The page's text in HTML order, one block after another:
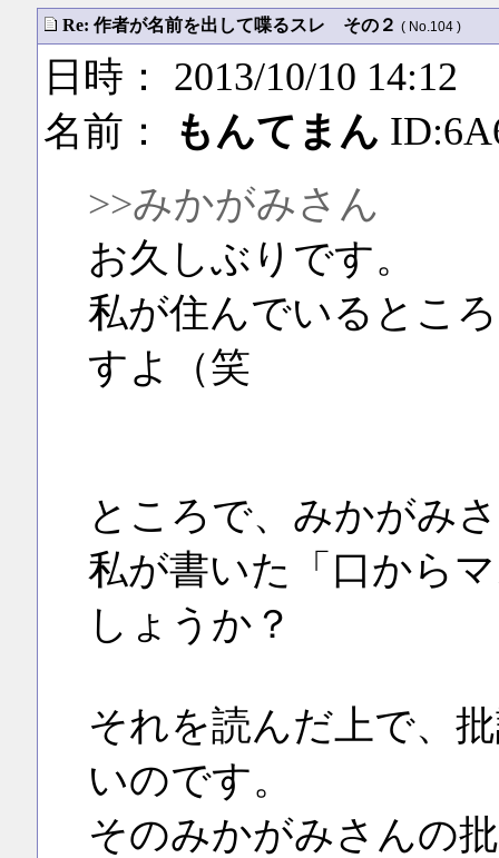
Re: 作者が名前を出して喋るスレ その２ ( No.104 )
日時： 2013/10/10 14:12
名前：
もんてまん
>>みかがみさん
お久しぶりです。
私が住んでいるとこ
すよ（笑
ところで、みかがみ
私が書いた「口から
しょうか？
それを読んだ上で、
いのです。
そのみかがみさんの